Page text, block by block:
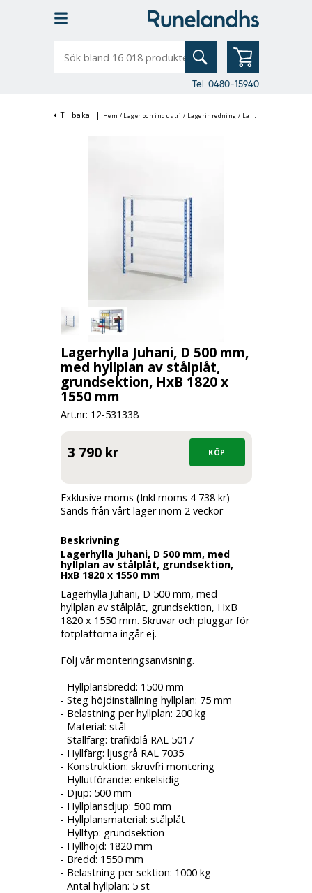
bland
Tel. 0480-15940
Tillbaka | Hem / Lager och industri / Lagerinredning / Lagerhyllor & Hyllställ
Lagerhylla Juhani, D 500 mm,
med hyllplan av stålplåt,
grundsektion, HxB 1820 x
1550 mm
Art.nr: 12-531338
3 790 kr
Exklusive moms (Inkl moms 4 738 kr)
Sänds från vårt lager inom 2 veckor
Beskrivning
Lagerhylla Juhani, D 500 mm, med
hyllplan av stålplåt, grundsektion,
HxB 1820 x 1550 mm
Lagerhylla Juhani, D 500 mm, med
hyllplan av stålplåt, grundsektion, HxB
1820 x 1550 mm. Skruvar och pluggar för
fotplattorna ingår ej.
Följ vår monteringsanvisning.
- Hyllplansbredd: 1500 mm
- Steg höjdinställning hyllplan: 75 mm
- Belastning per hyllplan: 200 kg
- Material: stål
- Ställfärg: trafikblå RAL 5017
- Hyllfärg: ljusgrå RAL 7035
- Konstruktion: skruvfri montering
- Hyllutförande: enkelsidig
- Djup: 500 mm
- Hyllplansdjup: 500 mm
- Hyllplansmaterial: stålplåt
- Hylltyp: grundsektion
- Hyllhöjd: 1820 mm
- Bredd: 1550 mm
- Belastning per sektion: 1000 kg
- Antal hyllplan: 5 st